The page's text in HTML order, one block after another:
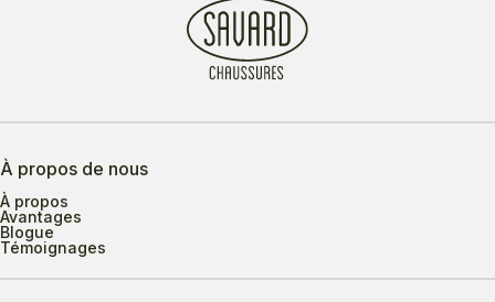
À propos de nous
À propos
Avantages
Blogue
Témoignages